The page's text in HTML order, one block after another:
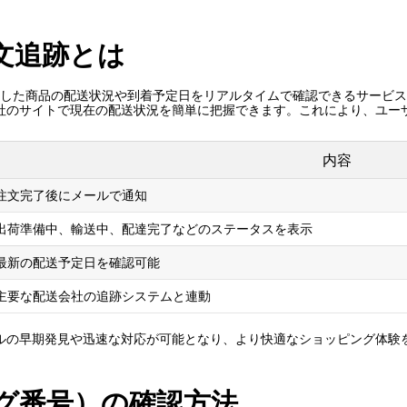
跡とは
た商品の配送状況や到着予定日をリアルタイムで確認できるサービ
サイトで現在の配送状況を簡単に把握できます。これにより、ユ
内容
文完了後にメールで通知
荷準備中、輸送中、配達完了などのステータスを表示
新の配送予定日を確認可能
要な配送会社の追跡システムと連動
早期発見や迅速な対応が可能となり、より快適なショッピング体験